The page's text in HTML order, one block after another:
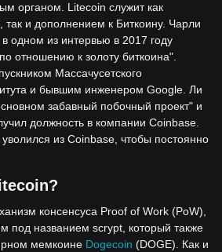
органом. Litecoin служит как
так и дополнением к Биткоину. Чарли
одном из интервью в 2017 году
отношению к золоту биткоина".
Массачусетского
и бывшим инженером Google. Ли
забавный побочный проект" и
должность в компании Coinbase.
из Coinbase, чтобы постоянно
консенсуса Proof of Work (PoW),
под названием scrypt, который также
мемкоине Dogecoin (DOGE). Как и